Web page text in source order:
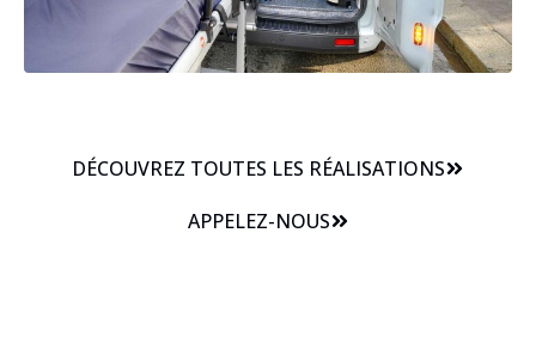
DÉCOUVREZ TOUTES LES RÉALISATIONS
APPELEZ-NOUS